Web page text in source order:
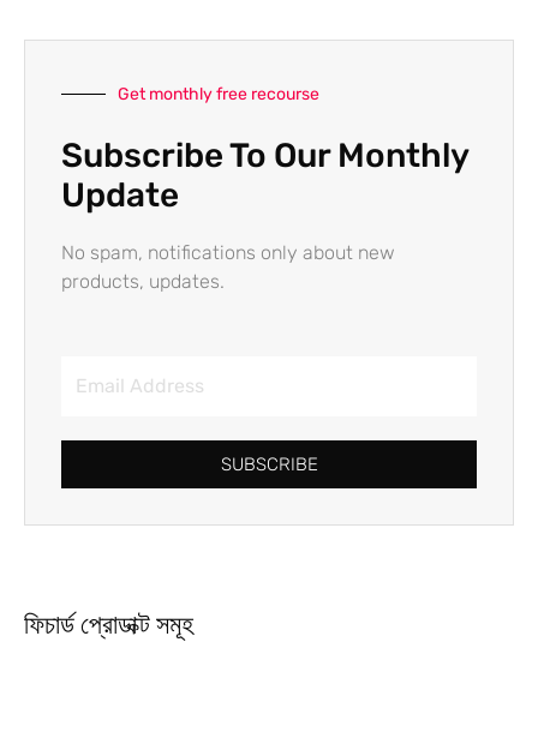
Get monthly free recourse
Subscribe To Our Monthly
Update
No spam, notifications only about new
products, updates.
SUBSCRIBE
ফিচার্ড প্রোডাক্ট সমূহ